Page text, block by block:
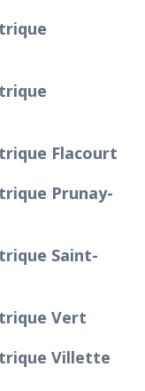
Flacourt
Prunay-
Saint-
Vert
Villette